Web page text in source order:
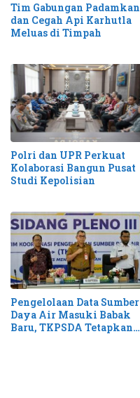
Tim Gabungan Padamkan
dan Cegah Api Karhutla
Meluas di Timpah
Polri dan UPR Perkuat
Kolaborasi Bangun Pusat
Studi Kepolisian
Pengelolaan Data Sumber
Daya Air Masuki Babak
Baru, TKPSDA Tetapkan